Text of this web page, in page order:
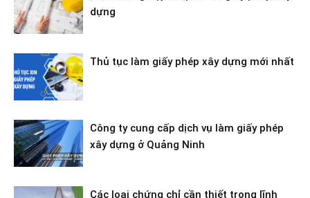
dựng
Thủ tục làm giấy phép xây dựng mới nhất
Công ty cung cấp dịch vụ làm giấy phép
xây dựng ở Quảng Ninh
Các loại chứng chỉ cần thiết trong lĩnh